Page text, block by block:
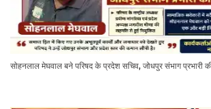
सोहनलाल मेघवाल बने परिषद के प्रदेश सचिव, जोधपुर संभाग प्रभारी की